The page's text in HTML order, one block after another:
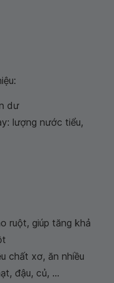
dư
lượng nước tiểu,
ruột, giúp tăng khả
chất xơ, ăn nhiều
đậu, củ, ...